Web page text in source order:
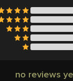
no reviews